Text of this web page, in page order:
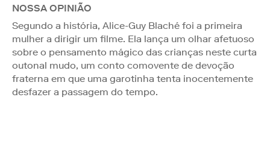
NOSSA OPINIÃO
Segundo a história, Alice-Guy Blaché foi a primeira
mulher a dirigir um filme. Ela lança um olhar afetuoso
sobre o pensamento mágico das crianças neste curta
outonal mudo, um conto comovente de devoção
fraterna em que uma garotinha tenta inocentemente
desfazer a passagem do tempo.